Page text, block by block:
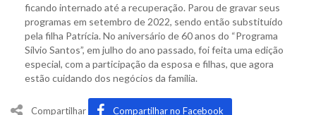
ficando internado até a recuperação. Parou de gravar seus
programas em setembro de 2022, sendo então substituído
pela filha Patrícia. No aniversário de 60 anos do “Programa
Sílvio Santos”, em julho do ano passado, foi feita uma edição
especial, com a participação da esposa e filhas, que agora
estão cuidando dos negócios da família.
Compartilhar Compartilhar no Facebook